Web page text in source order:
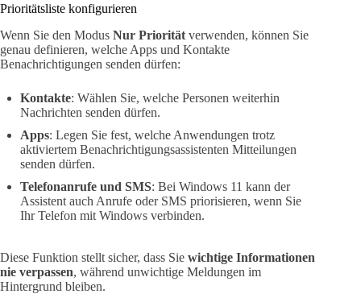
Prioritätsliste konfigurieren
Wenn Sie den Modus Nur Priorität verwenden, können Sie
genau definieren, welche Apps und Kontakte
Benachrichtigungen senden dürfen:
Kontakte: Wählen Sie, welche Personen weiterhin
Nachrichten senden dürfen.
Apps: Legen Sie fest, welche Anwendungen trotz
aktiviertem Benachrichtigungsassistenten Mitteilungen
senden dürfen.
Telefonanrufe und SMS: Bei Windows 11 kann der
Assistent auch Anrufe oder SMS priorisieren, wenn Sie
Ihr Telefon mit Windows verbinden.
Diese Funktion stellt sicher, dass Sie wichtige Informationen
nie verpassen, während unwichtige Meldungen im
Hintergrund bleiben.